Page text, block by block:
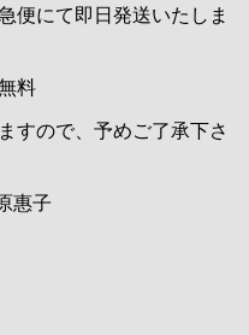
便にて即日発送いたしま
料
すので、予めご了承下さ
惠子